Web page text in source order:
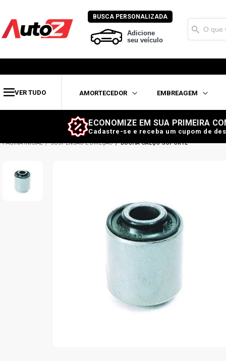
BUSCA PERSONALIZADA
Adicione
seu veículo
VER TUDO AMORTECEDOR EMBREAGEM
ECONOMIZE EM SUA PRIMEIRA
Cadastre-se e receba um cupom de
SUSPENSÃO E DIREÇÃO BUCHA CALÇO SUPORTE